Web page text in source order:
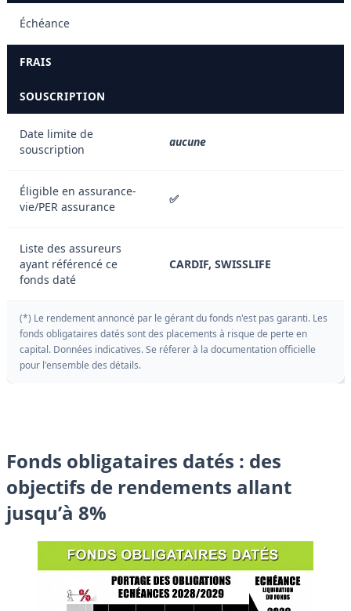
Échéance
FRAIS
SOUSCRIPTION
Date limite de
souscription
aucune
Éligible en assurance-
vie/PER assurance
✅
Liste des assureurs
ayant référencé ce
fonds daté
CARDIF, SWISSLIFE
(*) Le rendement annoncé par le gérant du fonds n'est pas garanti. Les
fonds obligataires datés sont des placements à risque de perte en
capital. Données indicatives. Se réferer à la documentation officielle
pour l'ensemble des détails.
Fonds obligataires datés : des
objectifs de rendements allant
jusqu’à 8%